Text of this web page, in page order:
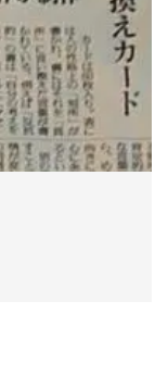
i
g
a
t
i
o
n